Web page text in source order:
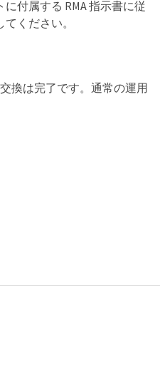
付属する RMA 指示書に従
ください。
換は完了です。通常の運用